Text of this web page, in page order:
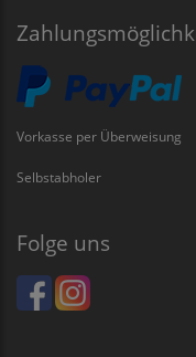
Vorkasse per Überweisung
Selbstabholer
Folge uns